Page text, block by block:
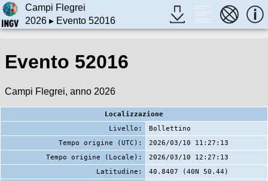
Campi Flegrei
2026▸ Evento 52016
Evento 52016
Campi Flegrei, anno 2026
Localizzazione
Livello:
Bollettino
Tempo origine (UTC):
2026/03/10 11:27:13
Tempo origine (Locale):
2026/03/10 12:27:13
Latitudine:
40.8407 (40N 50.44)